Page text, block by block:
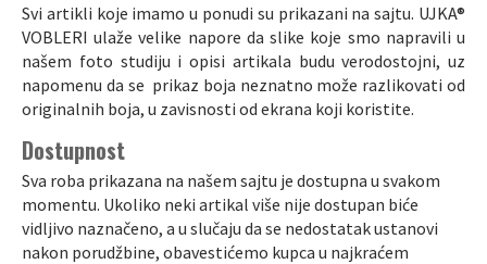
Svi artikli koje imamo u ponudi su prikazani na sajtu. UJKA®
VOBLERI ulaže velike napore da slike koje smo napravili u
našem foto studiju i opisi artikala budu verodostojni, uz
napomenu da se prikaz boja neznatno može razlikovati od
originalnih boja, u zavisnosti od ekrana koji koristite.
Dostupnost
Sva roba prikazana na našem sajtu je dostupna u svakom
momentu. Ukoliko neki artikal više nije dostupan biće
vidljivo naznačeno, a u slučaju da se nedostatak ustanovi
nakon porudžbine, obavestićemo kupca u najkraćem